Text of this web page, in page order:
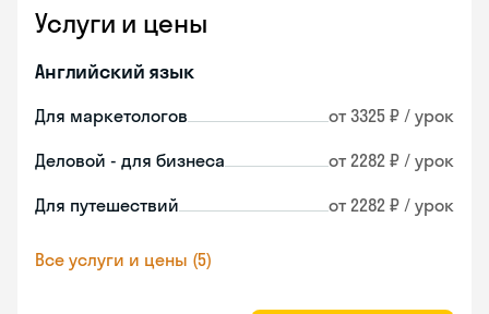
Услуги и цены
Английский язык
Для маркетологов от 3325 ₽ / урок
Деловой - для бизнеса от 2282 ₽ / урок
Для путешествий от 2282 ₽ / урок
Все услуги и цены (5)